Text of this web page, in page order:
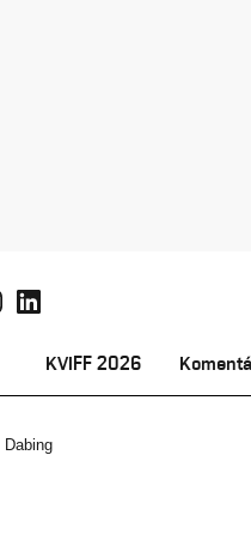
KVIFF 2026
Dabing